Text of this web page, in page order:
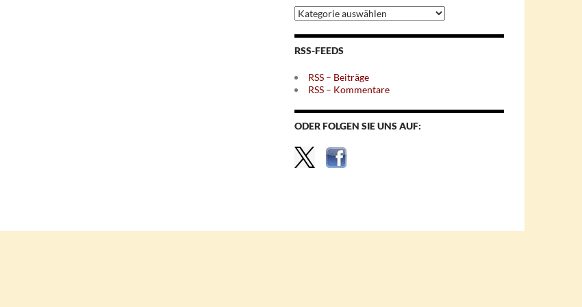
Archiv
nach
Themen
RSS-FEEDS
RSS – Beiträge
RSS – Kommentare
ODER FOLGEN SIE UNS AUF: